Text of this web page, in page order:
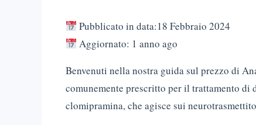
Pubblicato in data:18 Febbraio 2024
Aggiornato: 1 anno ago
Benvenuti nella nostra guida sul prezzo di
comunemente prescritto per il trattamento
clomipramina, che agisce sui